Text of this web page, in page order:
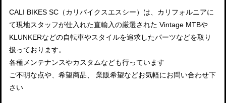
CALI BIKES SC（カリバイクスエスシー）は、カリフォルニアに
て現地スタッフが仕入れた直輸入の厳選された Vintage MTBや
KLUNKERなどの自転車やスタイルを追求したパーツなどを取り
扱っております。
各種メンテナンスやカスタムなども行っています
ご不明な点や、希望商品、 業販希望などお気軽にお問い合わせ下
さい